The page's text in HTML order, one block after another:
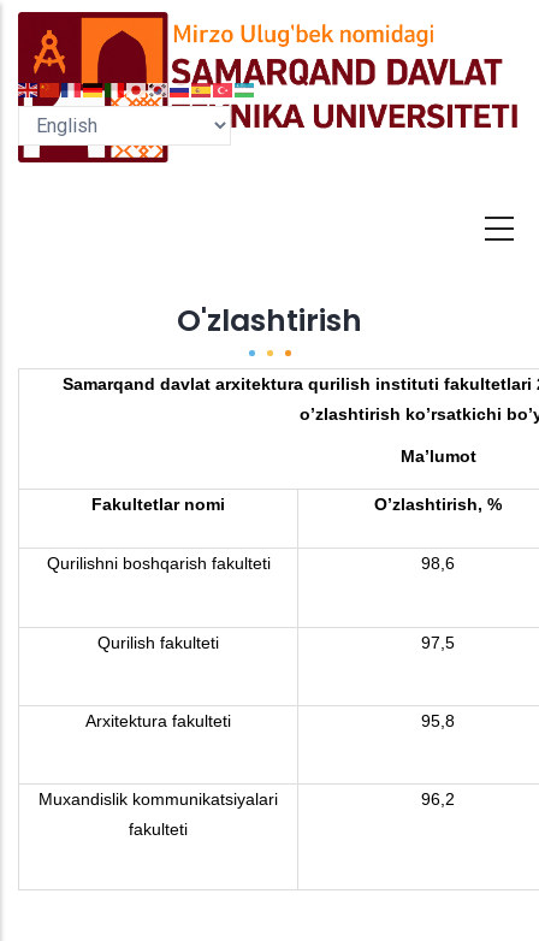
Skip
main
content
O'zlashtirish
Samarqand davlat arxitektura qurilish instituti fakultetlari
o’zlashtirish ko’rsatkichi
Ma’lumot
Fakultetlar nomi O’zlashtirish, %
Qurilishni boshqarish fakulteti 98,6
Qurilish fakulteti 97,5
Arxitektura fakulteti 95,8
Muxandislik kommunikatsiyalari
fakulteti
96,2